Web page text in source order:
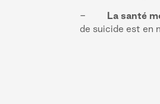
- La santé
de suicide est en